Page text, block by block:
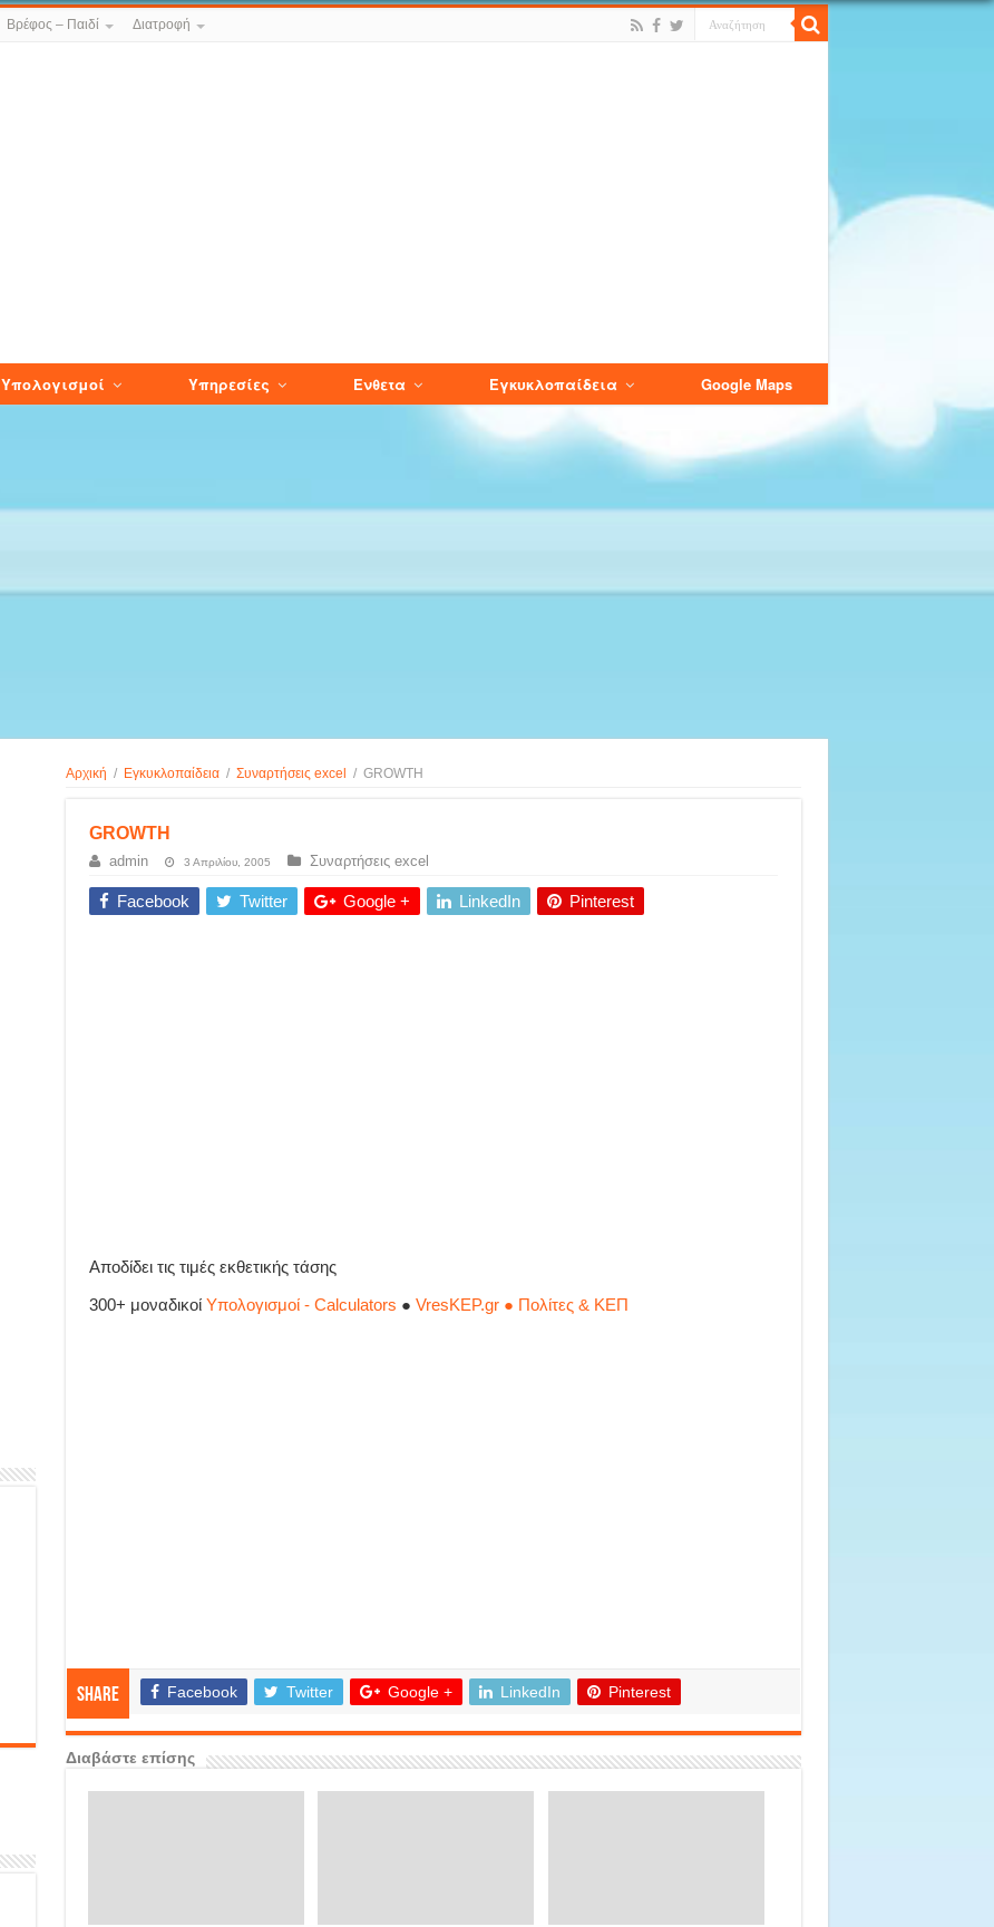
Βρέφος – Παιδί Διατροφή
Υπολογισμοί Υπηρεσίες Ενθετα Εγκυκλοπαίδεια Google Maps
Αρχική / Εγκυκλοπαίδεια / Συναρτήσεις excel / GROWTH
GROWTH
admin 3 Απριλίου, 2005 Συναρτήσεις excel
Facebook Twitter Google + LinkedIn Pinterest
Αποδίδει τις τιμές εκθετικής τάσης
300+ μοναδικοί Υπολογισμοί - Calculators ● VresKEP.gr ● Πολίτες & ΚΕΠ
Share Facebook Twitter Google + LinkedIn Pinterest
Διαβάστε επίσης